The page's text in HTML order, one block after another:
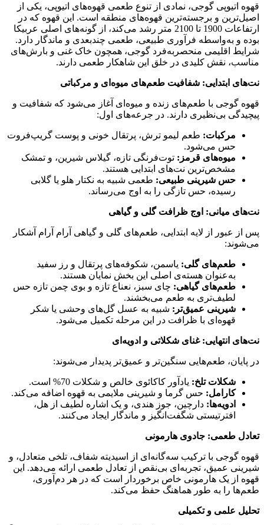
قهوه اتیوپی گوجی، نمادی از تنوع طعمی قهوه‌های اتیوپی، یکی از
اصیل‌ترین و برجسته‌ترین قهوه‌های منطقه است. این قهوه که در
ارتفاعات 1900 تا 2100 متر رشد می‌کند، از گونه‌های اصلی عربیکا
بوده و به‌واسطه فرآوری طبیعی، طعمی چندبعدی و ماندگار دارد.
شرایط اقلیمی منحصر‌به‌فرد گوجی، همچون خاک غنی و بارش‌های
مناسب، نقش کلیدی در خلق این شاهکار طعمی دارند.
نت‌های ابتدایی: شفافیت طعم‌های میوه‌ای و مرکباتی
قهوه گوجی با طعم‌های زنده و میوه‌ای آغاز می‌شود که شفافیت و
پیچیدگی بی‌نظیری دارند. در جرعه‌های اول:
مرکبات: طعم لیمو ترش، پرتقال خونی و پوست گریپ‌فروت
حس می‌شود.
میوه‌های قرمز : توت‌فرنگی تازه، گیلاس شیرین، و تمشک
مشخص‌ترین نت‌های ابتدایی هستند.
حس شیرینی طبیعی: طعمی شبیه به نکتار هلو یا گلابی
رسیده، حس تازگی را به اوج می‌رساند.
نت‌های میانی: اوج ظرافت گلی و گیاهی
پس از عبور از لایه ابتدایی، طعم‌های گلی و گیاهی آرام آرام آشکار
می‌شوند:
طعم‌های گلی: یاسمن، شکوفه‌های پرتقال و رز سفید
به‌عنوان هسته‌ی اصلی این بخش نمایان هستند.
طعم‌های گیاهی: چای سبز، نعناع تازه و بوی چمن تازه حس
لطیف‌تری به طعم می‌بخشند.
شیرینی عمیق‌تر : شبیه به عسل گل‌های وحشی یا شکر
قهوه‌ای با ظرافت در این مرحله تکمیل می‌شود.
نت‌های انتهایی: غنای شکلاتی و ادویه‌ای
در پایان، طعم‌هایی سنگین‌تر و عمیق‌تر پدیدار می‌شوند:
شکلات تلخ: یادآور کاکائوی خالص و شکلات 70% است.
کارامل: حس گرما و شیرینی ملایمی به قهوه اضافه می‌کند.
ادویه‌ها: دارچین، جوز هندی، و یک اشاره لطیف از هل،
افترتیستی شگفت‌انگیز و ماندگار ایجاد می‌کنند.
تعادل طعمی: جادوی هارمونی
قهوه گوجی با ترکیب سه‌گانه‌ای از اسیدیته شفاف، تلخی متعادل، و
شیرینی عمیق، تجربه‌ای بی‌نقص از تعادل طعمی ارائه می‌دهد. این
قهوه از یک هارمونی خاص برخوردار است که در هر دم‌آوری،
طعم‌ها را به طور هماهنگ حفظ می‌کند.
تحلیل علمی و تکمیلی